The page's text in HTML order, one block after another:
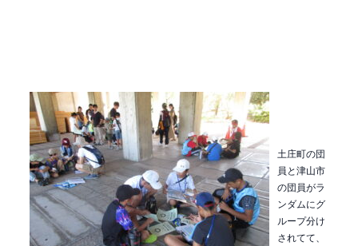
土庄町の団
員と津山市
の団員がラ
ンダムにグ
ループ分け
されてて、